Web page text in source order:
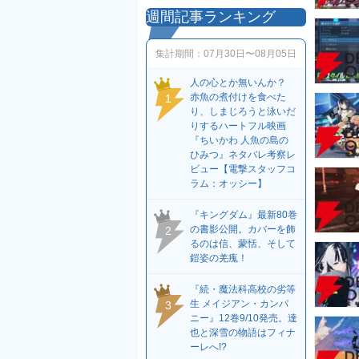
週間記事ランキング
集計期間： 07月30日〜08月05日
1
人の心とか無いんか？
赤魚の煮付けを食べた
り、しまじろうと泳いだ
りするハートフル映画
『ちいかわ 人魚の島の
ひみつ』ネタバレ考察レ
ビュー【電撃スタッフコ
ラム：オッシー】
2
『キングダム』最新80巻
の書影公開。カバーを飾
るのは信、蒙恬、そして
鎧姿の羌瘣！
3
『続・魔法科高校の劣等
生 メイジアン・カンパ
ニー』12巻9/10発売。達
也と深雪の物語はフィナ
ーレへ!?